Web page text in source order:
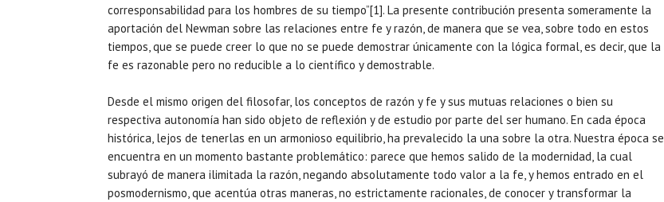
corresponsabilidad para los hombres de su tiempo”[1]. La presente contribución presenta someramente la
aportación del Newman sobre las relaciones entre fe y razón, de manera que se vea, sobre todo en estos
tiempos, que se puede creer lo que no se puede demostrar únicamente con la lógica formal, es decir, que la
fe es razonable pero no reducible a lo científico y demostrable.
Desde el mismo origen del filosofar, los conceptos de razón y fe y sus mutuas relaciones o bien su
respectiva autonomía han sido objeto de reflexión y de estudio por parte del ser humano. En cada época
histórica, lejos de tenerlas en un armonioso equilibrio, ha prevalecido la una sobre la otra. Nuestra época se
encuentra en un momento bastante problemático: parece que hemos salido de la modernidad, la cual
subrayó de manera ilimitada la razón, negando absolutamente todo valor a la fe, y hemos entrado en el
posmodernismo, que acentúa otras maneras, no estrictamente racionales, de conocer y transformar la